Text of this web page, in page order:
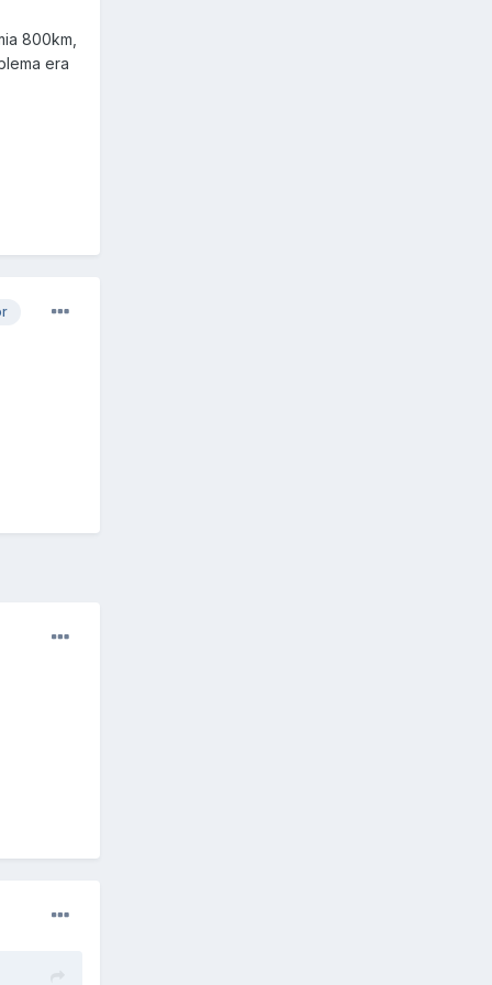
800km,
era